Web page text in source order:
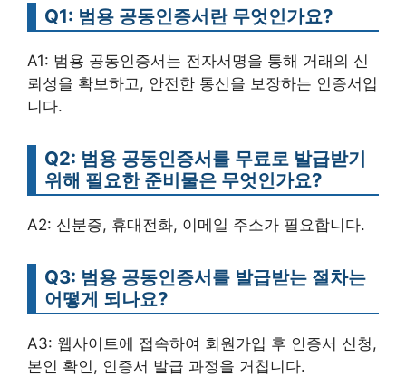
Q1: 범용 공동인증서란 무엇인가요?
A1: 범용 공동인증서는 전자서명을 통해 거래의 신
뢰성을 확보하고, 안전한 통신을 보장하는 인증서입
니다.
Q2: 범용 공동인증서를 무료로 발급받기
위해 필요한 준비물은 무엇인가요?
A2: 신분증, 휴대전화, 이메일 주소가 필요합니다.
Q3: 범용 공동인증서를 발급받는 절차는
어떻게 되나요?
A3: 웹사이트에 접속하여 회원가입 후 인증서 신청,
본인 확인, 인증서 발급 과정을 거칩니다.